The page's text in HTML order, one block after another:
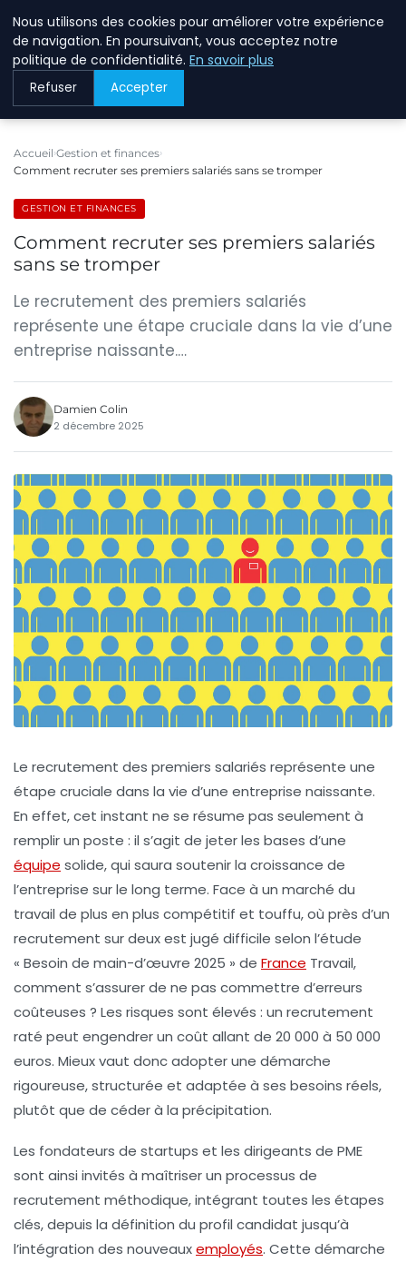
BREIGHAWAY
Accueil Gestion et finances
Comment recruter ses premiers salariés sans se tromper
GESTION ET FINANCES
Comment recruter ses premiers salariés
sans se tromper
Le recrutement des premiers salariés
représente une étape cruciale dans la vie d’une
entreprise naissante.…
Damien Colin
2 décembre 2025
Le recrutement des premiers salariés représente une
étape cruciale dans la vie d’une entreprise naissante.
En effet, cet instant ne se résume pas seulement à
remplir un poste : il s’agit de jeter les bases d’une
équipe solide, qui saura soutenir la croissance de
l’entreprise sur le long terme. Face à un marché du
travail de plus en plus compétitif et touffu, où près d’un
recrutement sur deux est jugé difficile selon l’étude
« Besoin de main-d’œuvre 2025 » de France Travail,
comment s’assurer de ne pas commettre d’erreurs
coûteuses ? Les risques sont élevés : un recrutement
raté peut engendrer un coût allant de 20 000 à 50 000
euros. Mieux vaut donc adopter une démarche
rigoureuse, structurée et adaptée à ses besoins réels,
plutôt que de céder à la précipitation.
Les fondateurs de startups et les dirigeants de PME
sont ainsi invités à maîtriser un processus de
recrutement méthodique, intégrant toutes les étapes
clés, depuis la définition du profil candidat jusqu’à
l’intégration des nouveauxemployés. Cette démarche
Nous utilisons des cookies pour améliorer votre expérience
de navigation. En poursuivant, vous acceptez notre
politique de confidentialité. En savoir plus
Refuser Accepter